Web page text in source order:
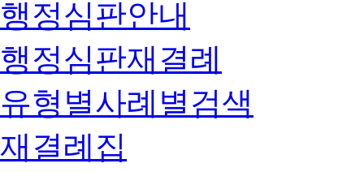
행정심판안내
행정심판재결례
유형별사례별검색
재결례집